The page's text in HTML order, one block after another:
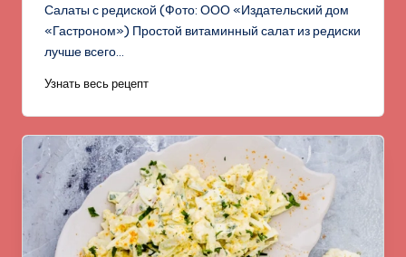
Салаты с редиской (Фото: ООО «Издательский дом
«Гастроном») Простой витаминный салат из редиски
лучше всего…
Узнать весь рецепт